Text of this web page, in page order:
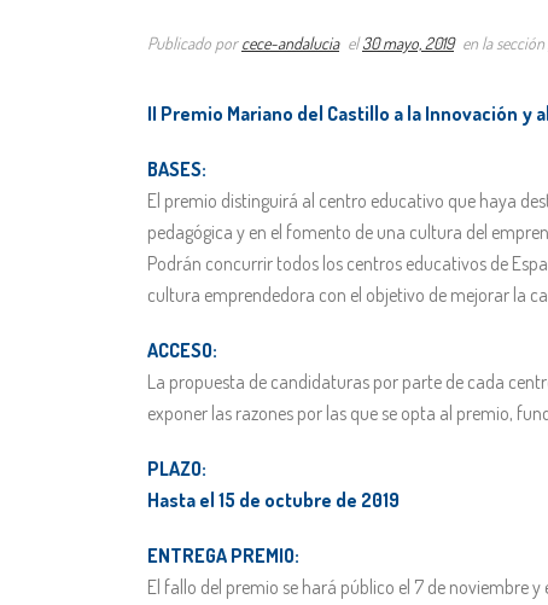
Publicado porcece-andalucia el30 mayo, 2019 en la sección
II Premio Mariano del Castillo a la Innovación y
BASES:
El premio distinguirá al centro educativo que haya
pedagógica y en el fomento de una cultura del
Podrán concurrir todos los centros educativos de
cultura emprendedora con el objetivo de mejorar la
ACCESO:
La propuesta de candidaturas por parte de cada
exponer las razones por las que se opta al premio,
PLAZO:
Hasta el 15 de octubre de 2019
ENTREGA PREMIO:
El fallo del premio se hará público el 7 de noviembre y